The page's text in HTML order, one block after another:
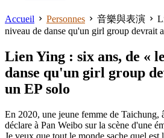
Accueil Personnes 音樂與表演
niveau de danse qu'un girl group devrait
Lien Ying : six ans, de «
danse qu'un girl group
un EP solo
En 2020, une jeune femme de Taichung,
déclare à Pan Weibo sur la scène d'une